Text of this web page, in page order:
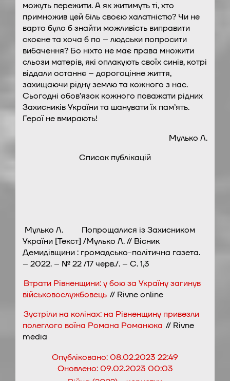
можуть пережити. А як житимуть ті, хто
примножив цей біль своєю халатністю? Чи не
варто було б знайти можливість виправити
скоєне та хоча б по – людськи попросити
вибачення? Бо ніхто не має права множити
сльози матерів, які оплакують своїх синів, котрі
віддали останнє – дорогоцінне життя,
захищаючи рідну землю та кожного з нас.
Сьогодні обов’язок кожного поважати рідних
Захисників України та шанувати їх пам’ять.
Герої не вмирають!
Мулько Л.
Список публікацій
Мулько Л. Попрощалися із Захисником
України [Текст] /Мулько Л. // Вісник
Демидівщини : громадсько-політична газета.
– 2022. – № 22 /17 черв./. – С. 1,3
Втрати Рівненщини: у бою за Україну загинув
військовослужбовець // Rivne online
Зустріли на колінах: на Рівненщину привезли
полеглого воїна Романа Романюка // Rivne
media
Опубліковано:08.02.2023 22:49
Оновлено:09.02.2023 00:03